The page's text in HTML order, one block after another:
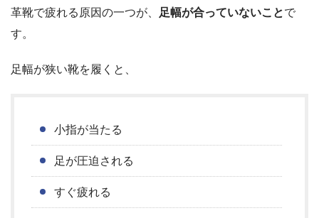
革靴で疲れる原因の一つが、 足幅が合っていないことで
す。
足幅が狭い靴を履くと、
小指が当たる
足が圧迫される
すぐ疲れる